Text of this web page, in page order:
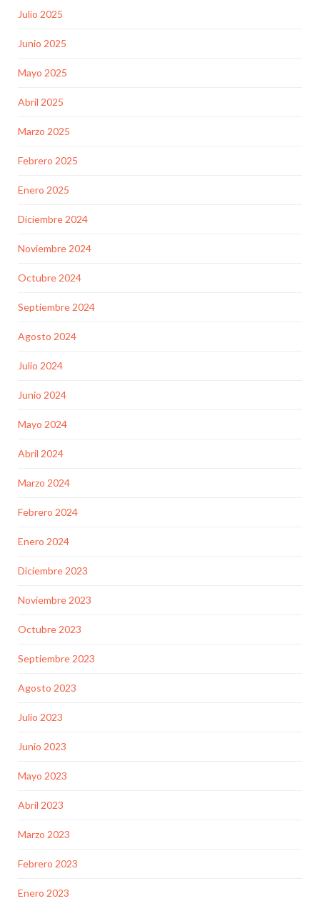
Julio 2025
Junio 2025
Mayo 2025
Abril 2025
Marzo 2025
Febrero 2025
Enero 2025
Diciembre 2024
Noviembre 2024
Octubre 2024
Septiembre 2024
Agosto 2024
Julio 2024
Junio 2024
Mayo 2024
Abril 2024
Marzo 2024
Febrero 2024
Enero 2024
Diciembre 2023
Noviembre 2023
Octubre 2023
Septiembre 2023
Agosto 2023
Julio 2023
Junio 2023
Mayo 2023
Abril 2023
Marzo 2023
Febrero 2023
Enero 2023